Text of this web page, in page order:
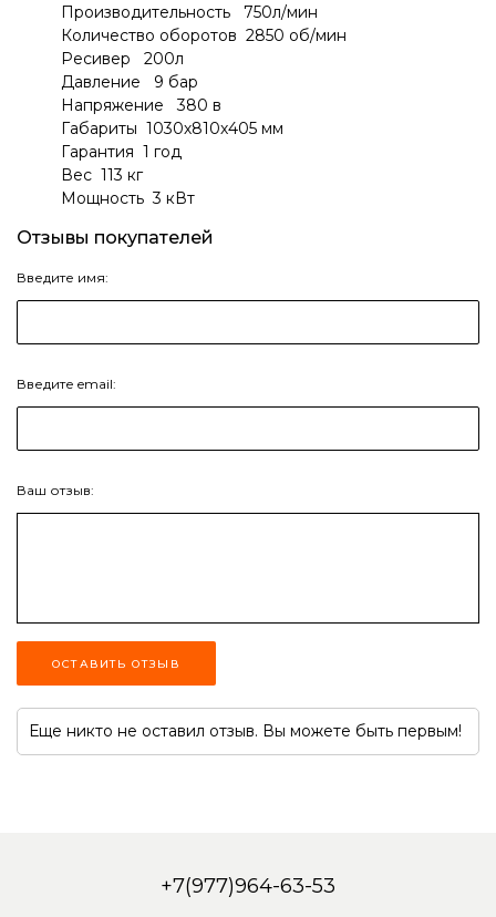
Производительность 750л/мин
Количество оборотов 2850 об/мин
Ресивер 200л
Давление 9 бар
Напряжение 380 в
Габариты 1030х810х405 мм
Гарантия 1 год
Вес 113 кг
Мощность 3 кВт
Отзывы покупателей
Введите имя:
Введите email:
Ваш отзыв:
ОСТАВИТЬ ОТЗЫВ
Еще никто не оставил отзыв. Вы можете быть первым!
+7(977)964-63-53